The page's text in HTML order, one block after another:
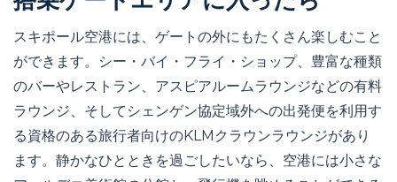
スキポール空港には、ゲートの外にもたくさん楽しむこと
ができます。シー・バイ・フライ・ショップ、豊富な種類
のバーやレストラン、アスピアルームラウンジなどの有料
ラウンジ、そしてシェンゲン協定域外への出発便を利用す
る資格のある旅行者向けのKLMクラウンラウンジがあり
ます。静かなひとときを過ごしたいなら、空港には小さな